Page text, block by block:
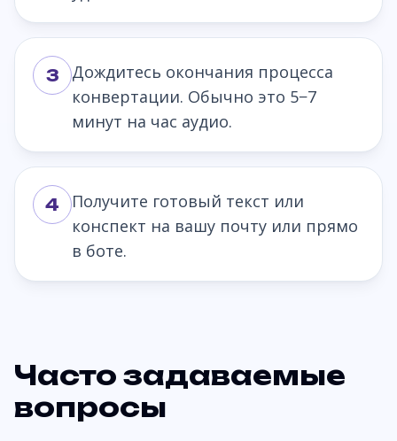
3
Дождитесь окончания процесса
конвертации. Обычно это 5−7
минут на час аудио.
4
Получите готовый текст или
конспект на вашу почту или прямо
в боте.
Часто задаваемые
вопросы